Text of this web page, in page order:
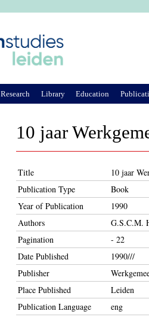
10 jaar
Title
10 jaar
Publication Type
Book
Year of Publication
1990
Authors
G.S.C.M.
Pagination
- 22
Date Published
1990///
Publisher
Place Published
Leiden
Publication Language
eng
Research Library Education